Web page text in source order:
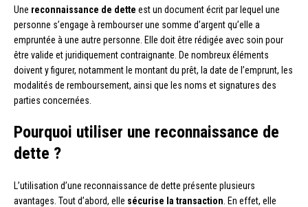
Une reconnaissance de dette est un document écrit par lequel une
personne s’engage à rembourser une somme d’argent qu’elle a
empruntée à une autre personne. Elle doit être rédigée avec soin pour
être valide et juridiquement contraignante. De nombreux éléments
doivent y figurer, notamment le montant du prêt, la date de l’emprunt, les
modalités de remboursement, ainsi que les noms et signatures des
parties concernées.
Pourquoi utiliser une reconnaissance de
dette ?
L’utilisation d’une reconnaissance de dette présente plusieurs
avantages. Tout d’abord, elle sécurise la transaction . En effet, elle